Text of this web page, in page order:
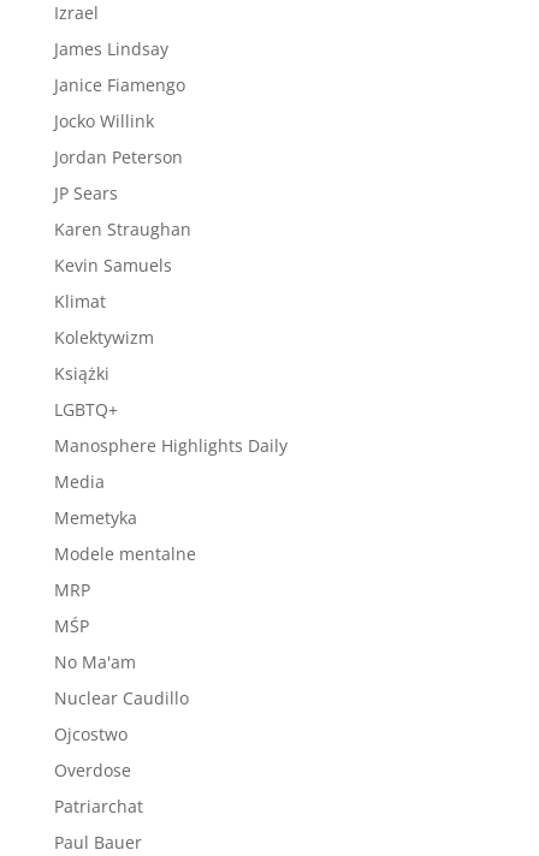
Izrael
James Lindsay
Janice Fiamengo
Jocko Willink
Jordan Peterson
JP Sears
Karen Straughan
Kevin Samuels
Klimat
Kolektywizm
Książki
LGBTQ+
Manosphere Highlights Daily
Media
Memetyka
Modele mentalne
MRP
MŚP
No Ma'am
Nuclear Caudillo
Ojcostwo
Overdose
Patriarchat
Paul Bauer